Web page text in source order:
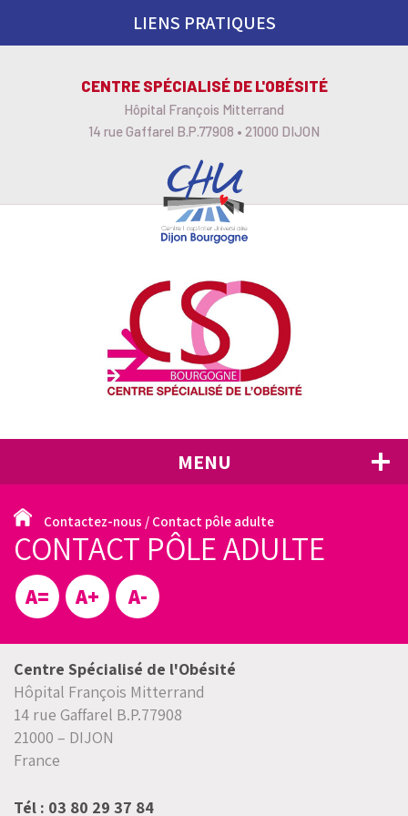
CENTRE SPÉCIALISÉ DE L'OBÉSITÉ
Hôpital François Mitterrand
14 rue Gaffarel B.P.77908 • 21000 DIJON
MENU
L’OBÉSITÉ : TOUT SAVOIR
PRISE EN CHARGE AU CSO
ACTUALITÉS
LA CARTE DES PROFESSIONNELS SPÉCIALISÉS EN
OBÉSITÉ EN BOURGOGNE
Contactez-nous / Contact pôle adulte
CONTACT PÔLE ADULTE
A= A+ A-
Centre Spécialisé de l'Obésité
Hôpital François Mitterrand
14 rue Gaffarel B.P.77908
21000 – DIJON
France
Tél : 03 80 29 37 84
LIENS PRATIQUES